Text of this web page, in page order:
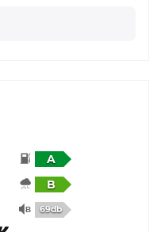
A
B
69db